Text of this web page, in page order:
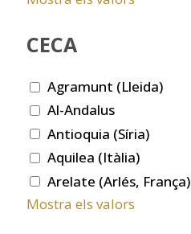
CECA
Agramunt (Lleida)
Al-Andalus
Antioquia (Síria)
Aquilea (Itàlia)
Arelate (Arlés, França)
Mostra els valors